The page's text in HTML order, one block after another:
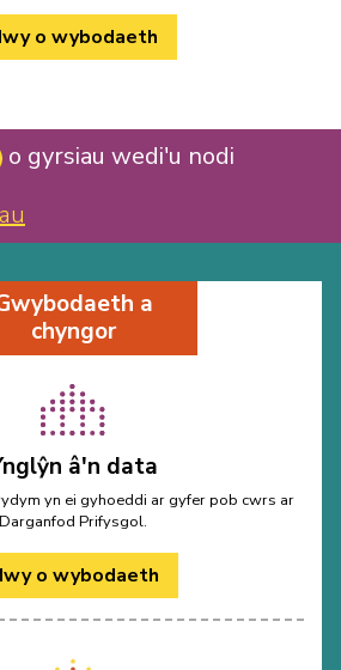
o wybodaeth
o gyrsiau wedi'u nodi
a
chyngor
â'n data
yn ei gyhoeddi ar gyfer pob cwrs ar
Darganfod Prifysgol.
o wybodaeth